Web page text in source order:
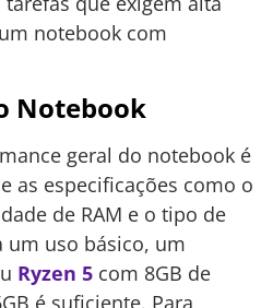
notebook com
Notebook
geral do notebook é
as especificações como o
de RAM e o tipo de
um uso básico, um
Ryzen 5 com 8GB de